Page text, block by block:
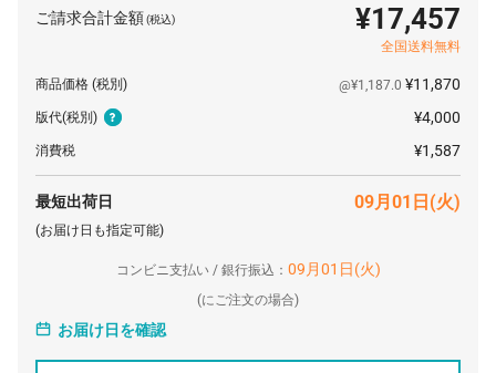
180 個 ¥4,400 ¥38,456
500 個 ¥80,850
2000 個
¥129 ¥4,400
ご請求合計金額(税込) ¥17,457
全国送料無料
商品価格 (税別) @¥1,187.0 ¥11,870
版代(税別) ¥4,000
消費税 ¥1,587
最短出荷日 09月01日(火)
(お届け日も指定可能)
コンビニ支払い / 銀行振込： 09月01日(火)
(にご注文の場合)
お届け日を確認